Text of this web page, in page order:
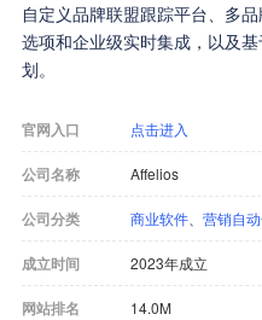
自定义品牌联盟跟踪平台、多
选项和企业级实时集成，以及
划。
官网入口 点击进入
公司名称 Affelios
公司分类 商业软件 营销自
成立时间 2023年成立
网站排名 14.0M